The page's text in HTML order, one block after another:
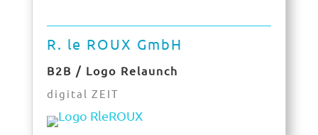
R. le ROUX GmbH
B2B / Logo Relaunch
digital ZEIT